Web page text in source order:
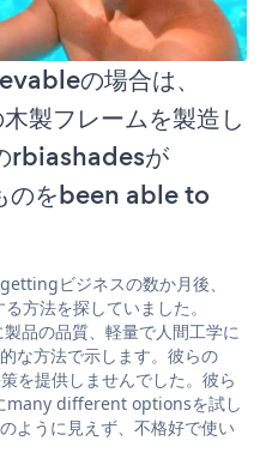
の場合は、
製フレームを製造し
rbiashadesが
のをbeen able to
ビジネスの数か月後、
方法を探していました。
品の品質、軽量で人間工学に
な方法で示します。彼らの
を提供しませんでした。彼ら
many different optionsを試し
ように見えず、不格好で使い